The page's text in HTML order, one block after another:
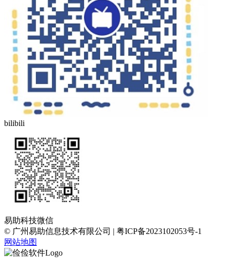
bilibili
易助科技微信
© 广州易助信息技术有限公司 | 粤ICP备2023102053号-1
网站地图